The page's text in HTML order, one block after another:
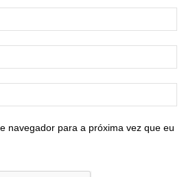
navegador para a próxima vez que eu